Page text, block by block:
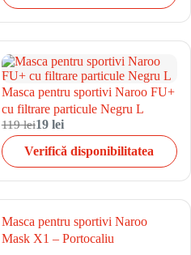
Masca pentru sportivi Naroo FU+
cu filtrare particule Negru L
119 lei19 lei
Verifică disponibilitatea
Masca pentru sportivi Naroo
Mask X1 – Portocaliu